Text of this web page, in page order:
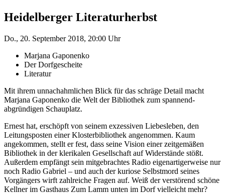
Heidelberger Literaturherbst
Do., 20. September 2018, 20:00 Uhr
Marjana Gaponenko
Der Dorfgescheite
Literatur
Mit ihrem unnachahmlichen Blick für das schräge Detail macht
Marjana Gaponenko die Welt der Bibliothek zum spannend-
abgründigen Schauplatz.
Ernest hat, erschöpft von seinem exzessiven Liebesleben, den
Leitungsposten einer Klosterbibliothek angenommen. Kaum
angekommen, stellt er fest, dass seine Vision einer zeitgemäßen
Bibliothek in der klerikalen Gesellschaft auf Widerstände stößt.
Außerdem empfängt sein mitgebrachtes Radio eigenartigerweise nur
noch Radio Gabriel – und auch der kuriose Selbstmord seines
Vorgängers wirft zahlreiche Fragen auf. Weiß der verstörend schöne
Kellner im Gasthaus Zum Lamm unten im Dorf vielleicht mehr?